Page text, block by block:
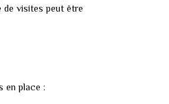
de visites peut être
en place :